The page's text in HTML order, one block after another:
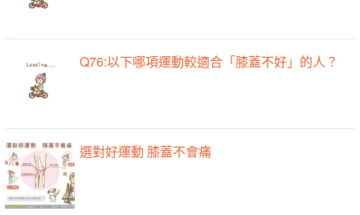
Q76:以下哪項運動較適合「膝蓋不好」的人？
選對好運動 膝蓋不會痛